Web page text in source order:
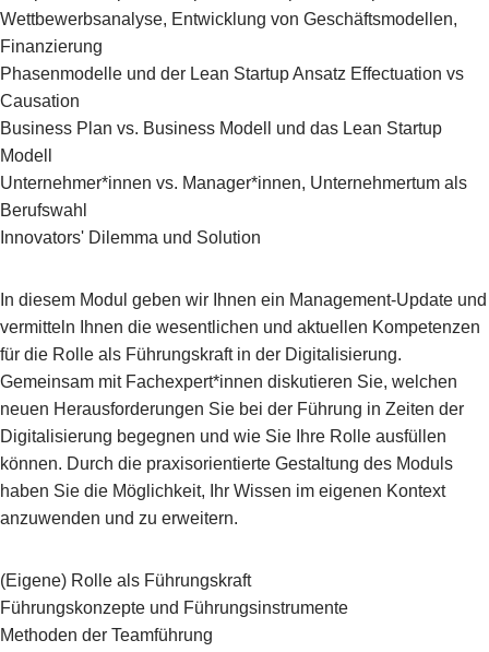
Wettbewerbsanalyse, Entwicklung von Geschäftsmodellen,
Finanzierung
Phasenmodelle und der Lean Startup Ansatz Effectuation vs
Causation
Business Plan vs. Business Modell und das Lean Startup
Modell
Unternehmer*innen vs. Manager*innen, Unternehmertum als
Berufswahl
Innovators' Dilemma und Solution
In diesem Modul geben wir Ihnen ein Management-Update und
vermitteln Ihnen die wesentlichen und aktuellen Kompetenzen
für die Rolle als Führungskraft in der Digitalisierung.
Gemeinsam mit Fachexpert*innen diskutieren Sie, welchen
neuen Herausforderungen Sie bei der Führung in Zeiten der
Digitalisierung begegnen und wie Sie Ihre Rolle ausfüllen
können. Durch die praxisorientierte Gestaltung des Moduls
haben Sie die Möglichkeit, Ihr Wissen im eigenen Kontext
anzuwenden und zu erweitern.
(Eigene) Rolle als Führungskraft
Führungskonzepte und Führungsinstrumente
Methoden der Teamführung